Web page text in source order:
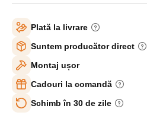
Plată la livrare
Suntem producător direct
Montaj ușor
Cadouri la comandă
Schimb în 30 de zile